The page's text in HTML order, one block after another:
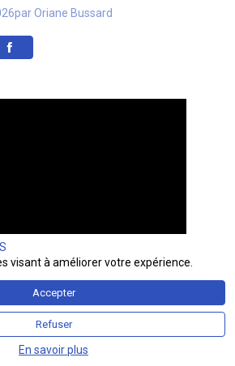
parOriane Bussard
visant à améliorer votre expérience.
Accepter
Refuser
En savoir plus